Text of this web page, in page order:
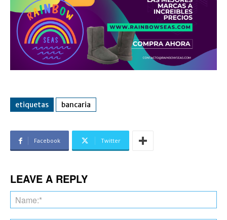
etiquetas bancaria
Facebook Twitter
LEAVE A REPLY